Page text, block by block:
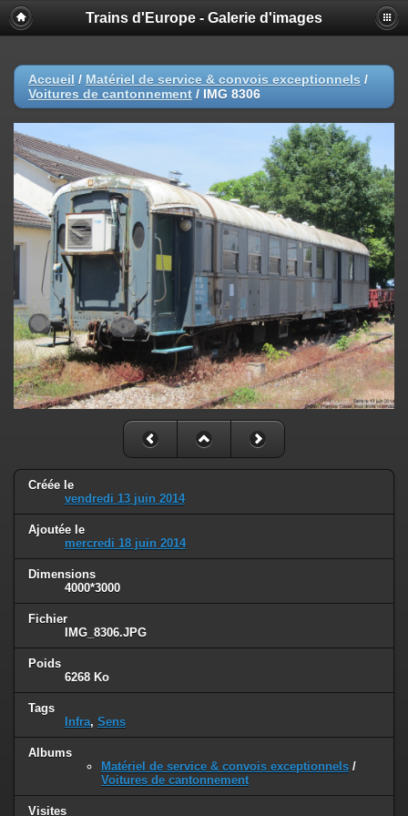
Trains d'Europe - Galerie d'images
Accueil / Matériel de service & convois exceptionnels /
Voitures de cantonnement / IMG 8306
Créée le
vendredi 13 juin 2014
Ajoutée le
mercredi 18 juin 2014
Dimensions
4000*3000
Fichier
IMG_8306.JPG
Poids
6268 Ko
Tags
Infra, Sens
Albums
Matériel de service & convois exceptionnels /
Voitures de cantonnement
Visites